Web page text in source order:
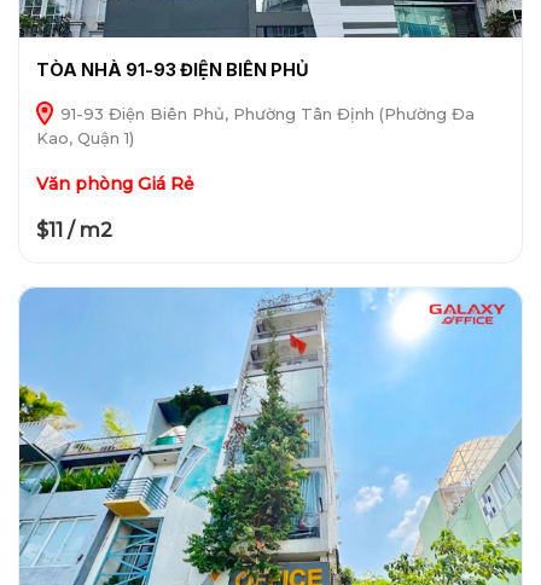
TÒA NHÀ 91-93 ĐIỆN BIÊN PHỦ
91-93 Điện Biên Phủ, Phường Tân Định (Phường Đa
Kao, Quận 1)
Văn phòng Giá Rẻ
$11 / m2